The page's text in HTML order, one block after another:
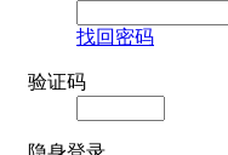
找回密码
验证码